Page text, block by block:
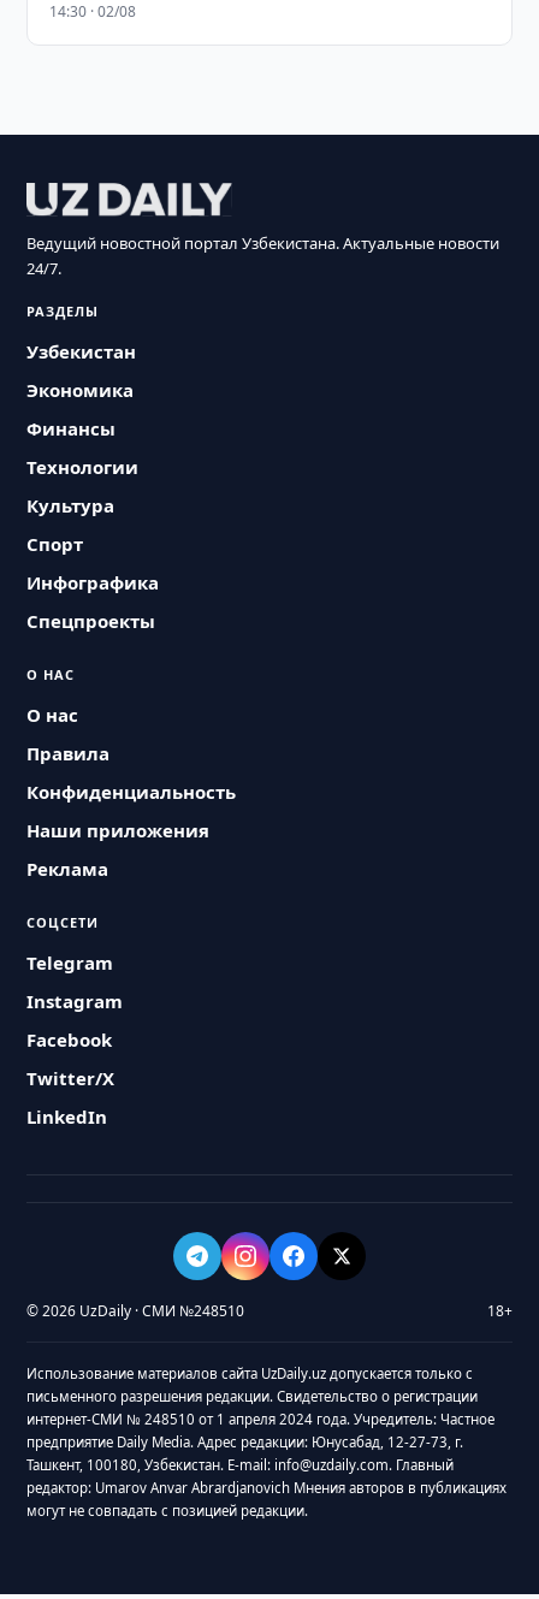
14:30 · 02/08
Ведущий новостной портал Узбекистана. Актуальные новости
24/7.
РАЗДЕЛЫ
Узбекистан
Экономика
Финансы
Технологии
Культура
Спорт
Инфографика
Спецпроекты
О НАС
О нас
Правила
Конфиденциальность
Наши приложения
Реклама
СОЦСЕТИ
Telegram
Instagram
Facebook
Twitter/X
LinkedIn
© 2026 UzDaily · СМИ №248510 18+
Использование материалов сайта UzDaily.uz допускается только с
письменного разрешения редакции. Свидетельство о регистрации
интернет-СМИ № 248510 от 1 апреля 2024 года. Учредитель: Частное
предприятие Daily Media. Адрес редакции: Юнусабад, 12-27-73, г.
Ташкент, 100180, Узбекистан. E-mail: info@uzdaily.com. Главный
редактор: Umarov Anvar Abrardjanovich Мнения авторов в публикациях
могут не совпадать с позицией редакции.